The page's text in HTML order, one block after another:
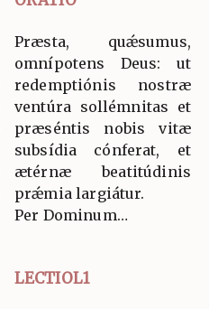
Præsta, quǽsumus,
omnípotens Deus: ut
redemptiónis nostræ
ventúra sollémnitas et
præséntis nobis vitæ
subsídia cónferat, et
ætérnæ beatitúdinis
prǽmia largiátur.
Per Dominum…
LECTIOL1